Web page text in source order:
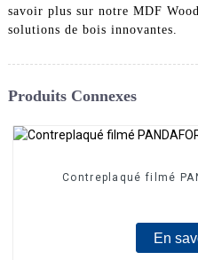
savoir plus sur notre MDF
solutions de bois innovantes.
Produits Connexes
Contreplaqué filmé
En